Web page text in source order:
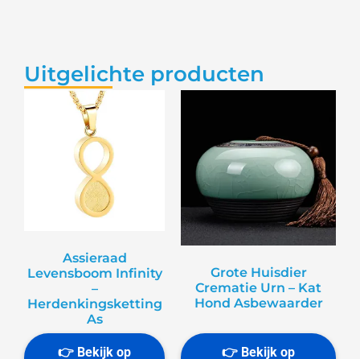
Uitgelichte producten
Assieraad
Levensboom Infinity
–
Herdenkingsketting
As
Grote Huisdier
Crematie Urn – Kat
Hond Asbewaarder